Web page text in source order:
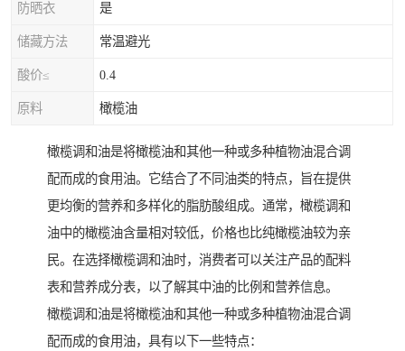
防晒衣 是
储藏方法 常温避光
酸价≤ 0.4
原料 橄榄油
橄榄调和油是将橄榄油和其他一种或多种植物油混合调
配而成的食用油。它结合了不同油类的特点，旨在提供
更均衡的营养和多样化的脂肪酸组成。通常，橄榄调和
油中的橄榄油含量相对较低，价格也比纯橄榄油较为亲
民。在选择橄榄调和油时，消费者可以关注产品的配料
表和营养成分表，以了解其中油的比例和营养信息。
橄榄调和油是将橄榄油和其他一种或多种植物油混合调
配而成的食用油，具有以下一些特点：